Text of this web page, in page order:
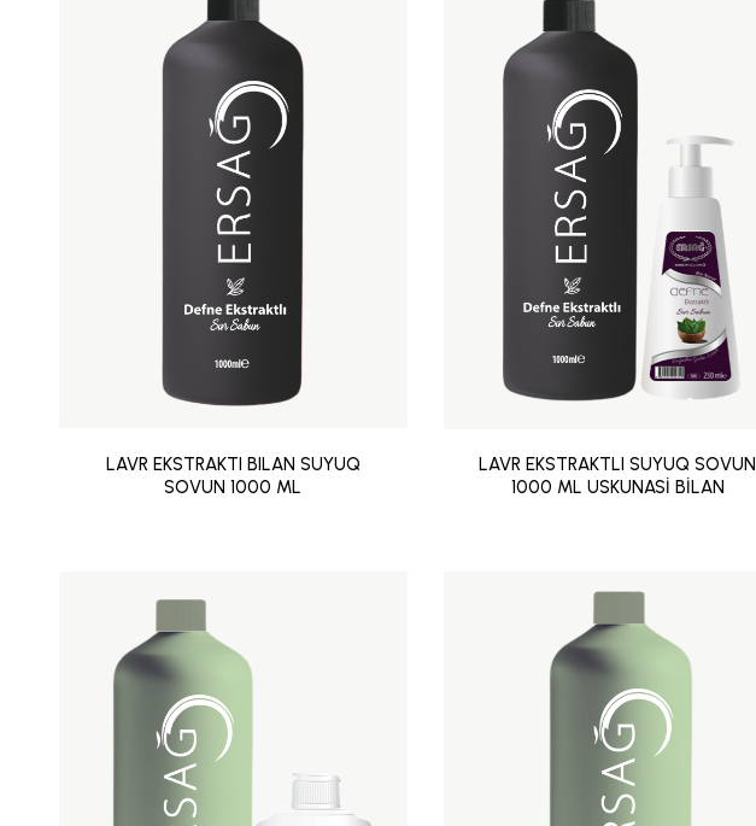
LAVR EKSTRAKTI BILAN SUYUQ
SOVUN 1000 ML
LAVR EKSTRAKTLI SUYUQ SOVUN
1000 ML USKUNASİ BİLAN